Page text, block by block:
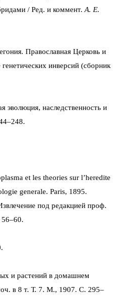
/ Ред. и коммент. А. Е.
. Православная Церковь и
инверсий (сборник
эволюция, наследственность и
et les thеories sur l’hеrеditе
gеnеrale. Paris, 1895.
под редакцией проф.
и растений в домашнем
в 8 т. Т. 7. М., 1907. С. 295–